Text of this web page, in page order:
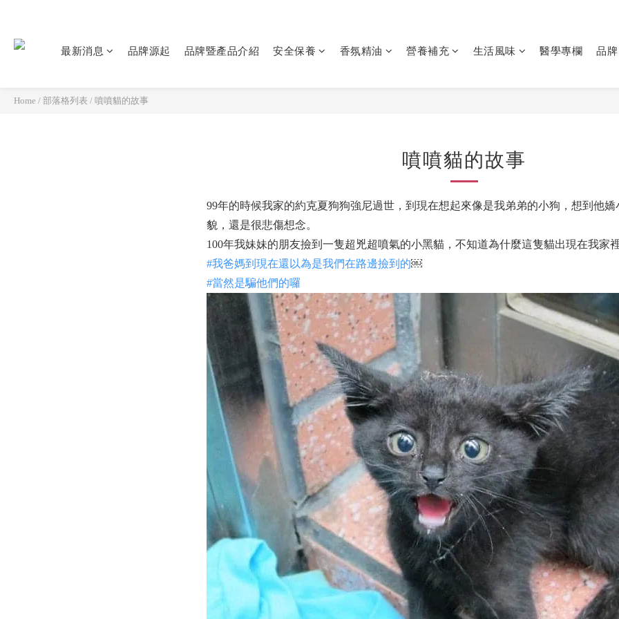
最新消息 品牌源起 品牌暨產品介紹 安全保養 香氛精油 營養補充 生活風味 醫學專欄 品
Home / 部落格列表 / 噴噴貓的故事
噴噴貓的故事
99年的時候我家的約克夏狗狗強尼過世，到現在想起來像是我弟弟的小狗，想到他
貌，還是很悲傷想念。
100年我妹妹的朋友撿到一隻超兇超噴氣的小黑貓，不知道為什麼這隻貓出現在我家
#我爸媽到現在還以為是我們在路邊撿到的￼
#當然是騙他們的囉